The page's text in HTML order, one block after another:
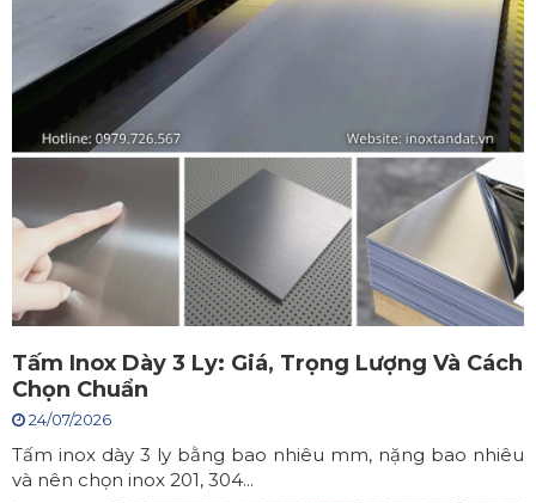
Tấm Inox Dày 3 Ly: Giá, Trọng Lượng Và Cách
Chọn Chuẩn
24/07/2026
Tấm inox dày 3 ly bằng bao nhiêu mm, nặng bao nhiêu
và nên chọn inox 201, 304...